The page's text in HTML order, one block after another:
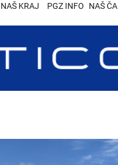
NAŠ KRAJ PGZ INFO NAŠ ČA